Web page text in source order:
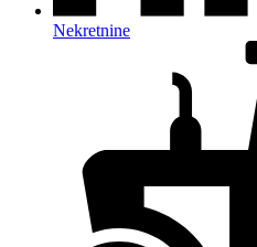
Nekretnine